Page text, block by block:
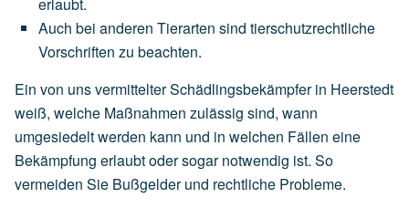
erlaubt.
Auch bei anderen Tierarten sind tierschutzrechtliche
Vorschriften zu beachten.
Ein von uns vermittelter Schädlingsbekämpfer in Heerstedt
weiß, welche Maßnahmen zulässig sind, wann
umgesiedelt werden kann und in welchen Fällen eine
Bekämpfung erlaubt oder sogar notwendig ist. So
vermeiden Sie Bußgelder und rechtliche Probleme.